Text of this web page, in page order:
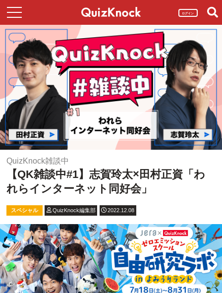
ログイン
QuizKnock雑談中
【QK雑談中#1】志賀玲太×田村正資「わ
れらインターネット同好会」
スペシャル QuizKnock編集部 2022.12.08